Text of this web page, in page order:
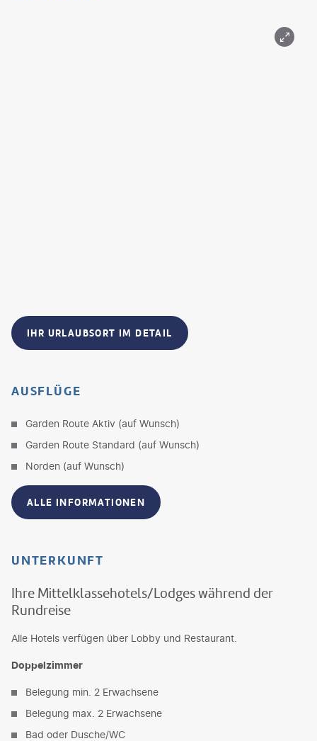
IHR URLAUBSORT IM DETAIL
AUSFLÜGE
Garden Route Aktiv (auf Wunsch)
Garden Route Standard (auf Wunsch)
Norden (auf Wunsch)
ALLE INFORMATIONEN
UNTERKUNFT
Ihre Mittelklassehotels/Lodges während der
Rundreise
Alle Hotels verfügen über Lobby und Restaurant.
Doppelzimmer
Belegung min. 2 Erwachsene
Belegung max. 2 Erwachsene
Bad oder Dusche/WC